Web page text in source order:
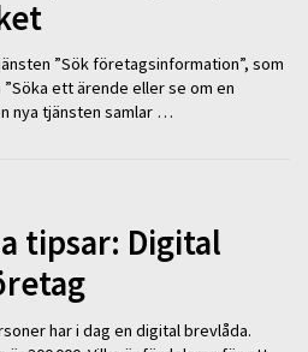
”Sök företagsinformation”, som
ett ärende eller se om en
nya tjänsten samlar …
tipsar: Digital
har i dag en digital brevlåda.